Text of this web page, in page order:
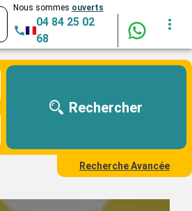
Nous sommes ouverts
04 84 25 02
68
Rechercher
Recherche Avancée